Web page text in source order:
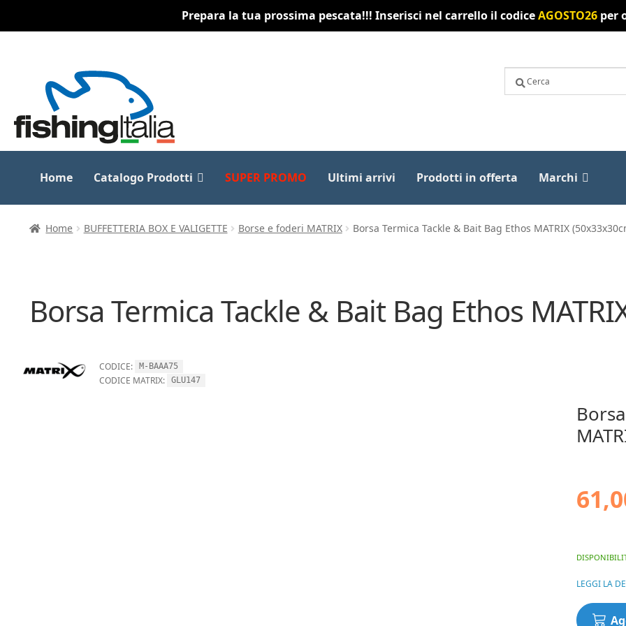
Prepara la tua prossima pescata!!! Inserisci nel carrello il codiceAGOSTO26per
navigazione
contenuto
Home Catalogo Prodotti SUPER PROMO Ultimi arrivi Prodotti in offerta Marchi
Home BUFFETTERIA BOX E VALIGETTE Borse e foderi MATRIX Borsa Termica Tackle & Bait Bag Ethos MATRIX
Borsa Termica Tackle & Bait Bag Ethos
CODICE: M-BAAA75
CODICE MATRIX: GLU147
LEGGI LA
Borsa